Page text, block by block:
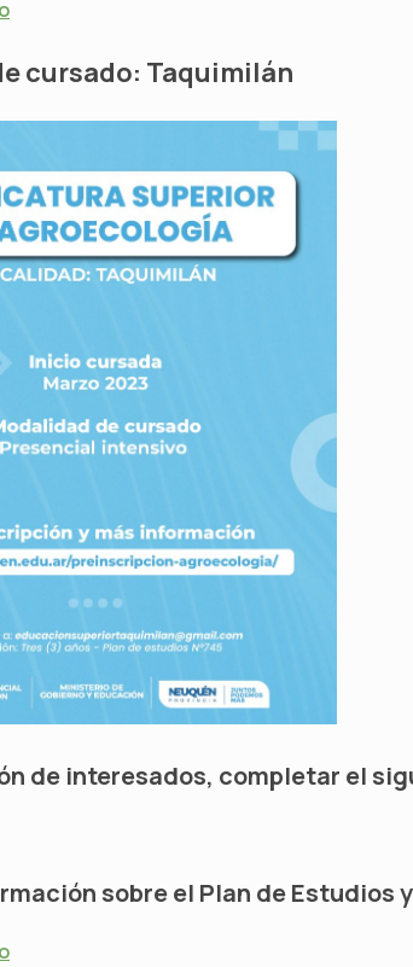
cursado: Taquimilán
de interesados, completar el
sobre el Plan de Estudios